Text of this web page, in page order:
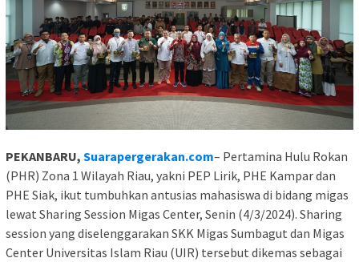
PEKANBARU, Suarapergerakan.com– Pertamina Hulu Rokan
(PHR) Zona 1 Wilayah Riau, yakni PEP Lirik, PHE Kampar dan
PHE Siak, ikut tumbuhkan antusias mahasiswa di bidang migas
lewat Sharing Session Migas Center, Senin (4/3/2024). Sharing
session yang diselenggarakan SKK Migas Sumbagut dan Migas
Center Universitas Islam Riau (UIR) tersebut dikemas sebagai